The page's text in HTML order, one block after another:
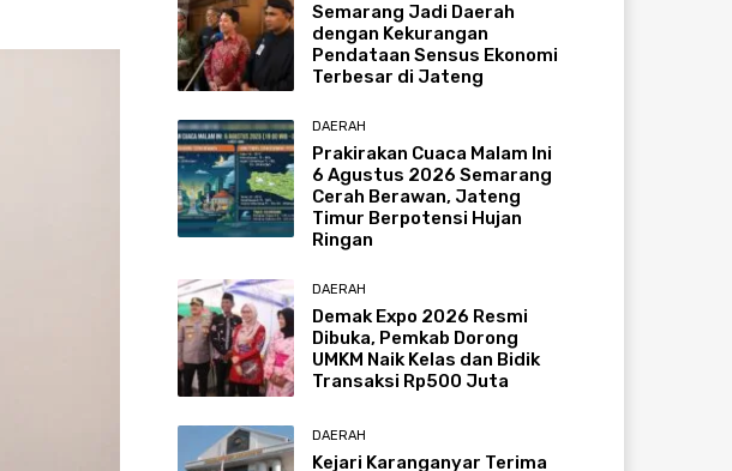
Semarang Jadi Daerah
dengan Kekurangan
Pendataan Sensus Ekonomi
Terbesar di Jateng
DAERAH
Prakirakan Cuaca Malam Ini
6 Agustus 2026 Semarang
Cerah Berawan, Jateng
Timur Berpotensi Hujan
Ringan
DAERAH
Demak Expo 2026 Resmi
Dibuka, Pemkab Dorong
UMKM Naik Kelas dan Bidik
Transaksi Rp500 Juta
DAERAH
Kejari Karanganyar Terima